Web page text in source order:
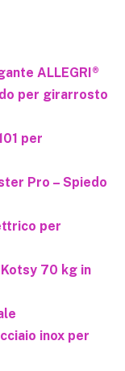
ALLEGRI®
per girarrosto
per
Pro – Spiedo
per
70 kg in
inox per